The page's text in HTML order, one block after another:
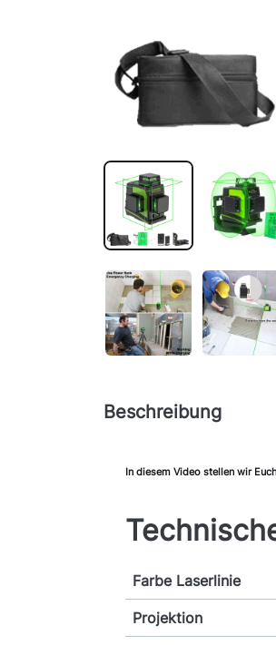
Beschreibung
In diesem Video stellen wir
Farbe Laserlinie
Projektion